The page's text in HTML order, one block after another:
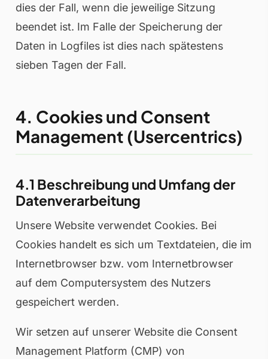
dies der Fall, wenn die jeweilige Sitzung
beendet ist. Im Falle der Speicherung der
Daten in Logfiles ist dies nach spätestens
sieben Tagen der Fall.
4. Cookies und Consent
Management (Usercentrics)
4.1 Beschreibung und Umfang der
Datenverarbeitung
Unsere Website verwendet Cookies. Bei
Cookies handelt es sich um Textdateien, die im
Internetbrowser bzw. vom Internetbrowser
auf dem Computersystem des Nutzers
gespeichert werden.
Wir setzen auf unserer Website die Consent
Management Platform (CMP) von